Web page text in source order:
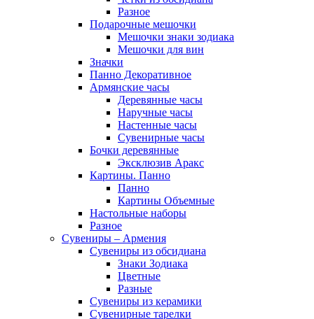
Разное
Подарочные мешочки
Мешочки знаки зодиака
Мешочки для вин
Значки
Панно Декоративное
Армянские часы
Деревянные часы
Наручные часы
Настенные часы
Сувенирные часы
Бочки деревянные
Эксклюзив Аракс
Картины. Панно
Панно
Картины Объемные
Настольные наборы
Разное
Сувениры – Армения
Сувениры из обсидиана
Знаки Зодиака
Цветные
Разные
Сувениры из керамики
Сувенирные тарелки